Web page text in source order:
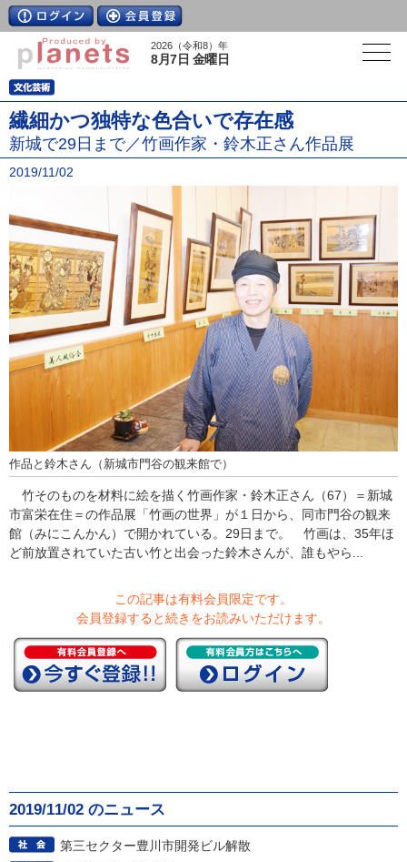
2026（令和8）年
8月7日 金曜日
繊細かつ独特な色合いで存在感
新城で29日まで／竹画作家・鈴木正さん作品展
2019/11/02
作品と鈴木さん（新城市門谷の観来館で）
竹そのものを材料に絵を描く竹画作家・鈴木正さん（67）＝新城
市富栄在住＝の作品展「竹画の世界」が１日から、同市門谷の観来
館（みにこんかん）で開かれている。29日まで。 竹画は、35年ほ
ど前放置されていた古い竹と出会った鈴木さんが、誰もやら...
この記事は有料会員限定です。
会員登録すると続きをお読みいただけます。
2019/11/02 のニュース
第三セクター豊川市開発ビル解散